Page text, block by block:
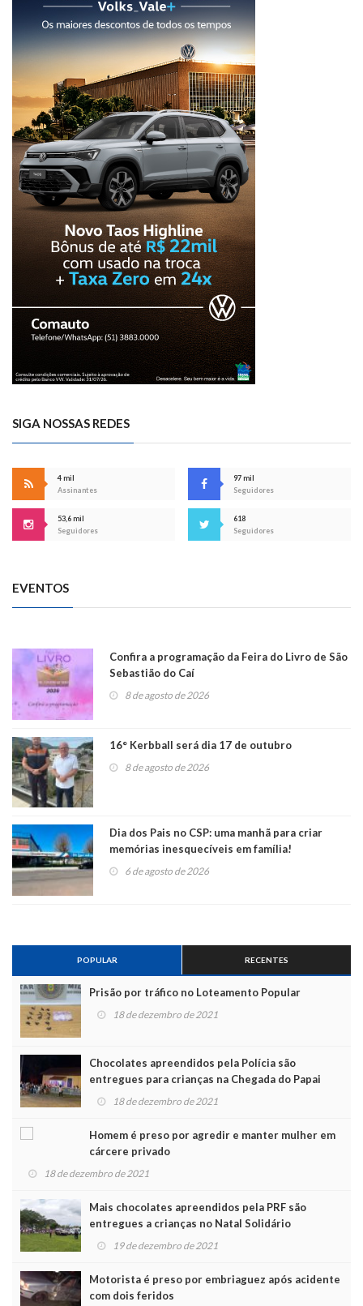
SIGA NOSSAS REDES
4 mil
Assinantes
97 mil
Seguidores
53,6 mil
Seguidores
618
Seguidores
EVENTOS
Confira a programação da Feira do Livro de São
Sebastião do Caí
8 de agosto de 2026
16° Kerbball será dia 17 de outubro
8 de agosto de 2026
Dia dos Pais no CSP: uma manhã para criar
memórias inesquecíveis em família!
6 de agosto de 2026
POPULAR RECENTES
Prisão por tráfico no Loteamento Popular
18 de dezembro de 2021
Chocolates apreendidos pela Polícia são
entregues para crianças na Chegada do Papai
Noel
18 de dezembro de 2021
Homem é preso por agredir e manter mulher em
cárcere privado
18 de dezembro de 2021
Mais chocolates apreendidos pela PRF são
entregues a crianças no Natal Solidário
19 de dezembro de 2021
Motorista é preso por embriaguez após acidente
com dois feridos